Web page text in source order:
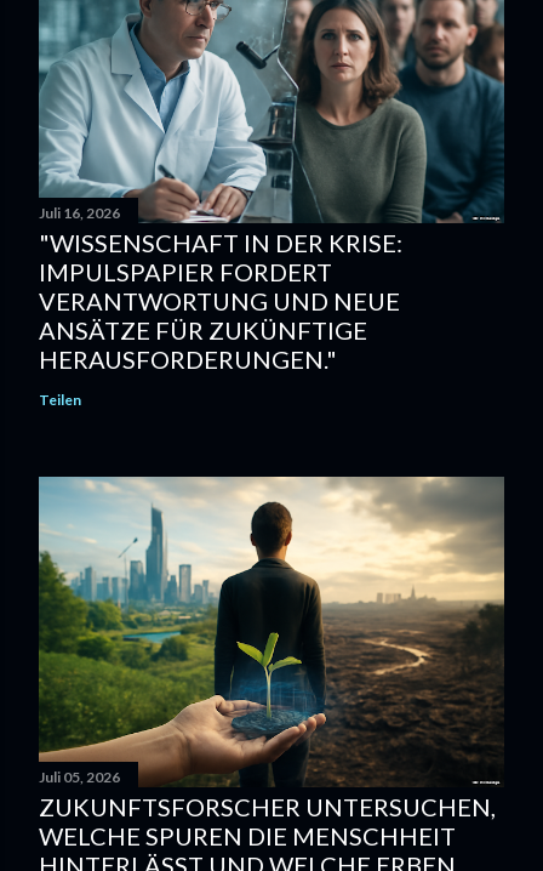
Juli 16, 2026
"WISSENSCHAFT IN DER KRISE:
IMPULSPAPIER FORDERT
VERANTWORTUNG UND NEUE
ANSÄTZE FÜR ZUKÜNFTIGE
HERAUSFORDERUNGEN."
Teilen
Juli 05, 2026
ZUKUNFTSFORSCHER UNTERSUCHEN,
WELCHE SPUREN DIE MENSCHHEIT
HINTERLÄSST UND WELCHE ERBEN